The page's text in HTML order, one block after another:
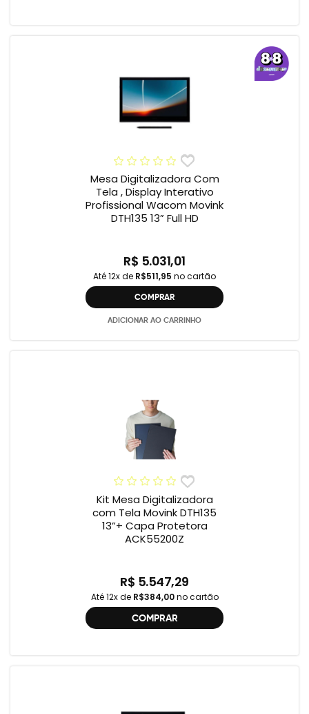
Mesa Digitalizadora Com
Tela , Display Interativo
Profissional Wacom Movink
DTH135 13” Full HD
R$ 5.031,01
Até 12x de R$511,95 no cartão
COMPRAR
ADICIONAR AO CARRINHO
Kit Mesa Digitalizadora
com Tela Movink DTH135
13”+ Capa Protetora
ACK55200Z
R$ 5.547,29
Até 12x de R$384,00no cartão
COMPRAR